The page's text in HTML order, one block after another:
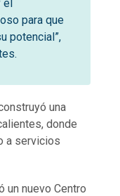
el
para que
potencial”,
una
donde
a servicios
un nuevo Centro